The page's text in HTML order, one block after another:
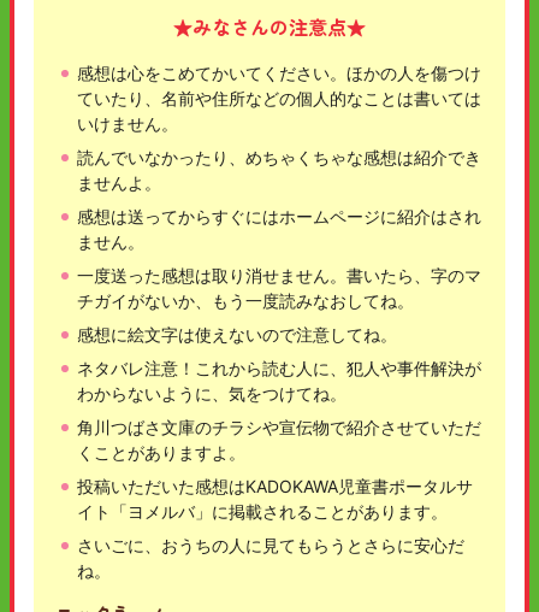
★みなさんの注意点★
感想は心をこめてかいてください。ほかの人を傷つけ
ていたり、名前や住所などの個人的なことは書いては
いけません。
読んでいなかったり、めちゃくちゃな感想は紹介でき
ませんよ。
感想は送ってからすぐにはホームページに紹介はされ
ません。
一度送った感想は取り消せません。書いたら、字のマ
チガイがないか、もう一度読みなおしてね。
感想に絵文字は使えないので注意してね。
ネタバレ注意！これから読む人に、犯人や事件解決が
わからないように、気をつけてね。
角川つばさ文庫のチラシや宣伝物で紹介させていただ
くことがありますよ。
投稿いただいた感想はKADOKAWA児童書ポータルサ
イト「ヨメルバ」に掲載されることがあります。
さいごに、おうちの人に見てもらうとさらに安心だ
ね。